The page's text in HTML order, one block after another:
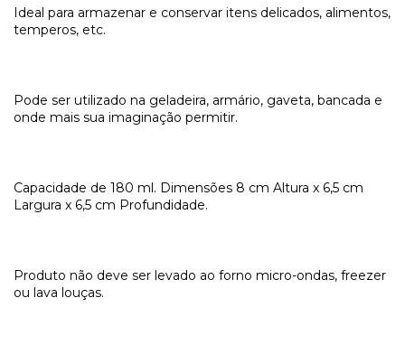
Ideal para armazenar e conservar itens delicados, alimentos,
temperos, etc.
Pode ser utilizado na geladeira, armário, gaveta, bancada e
onde mais sua imaginação permitir.
Capacidade de 180 ml. Dimensões 8 cm Altura x 6,5 cm
Largura x 6,5 cm Profundidade.
Produto não deve ser levado ao forno micro-ondas, freezer
ou lava louças.